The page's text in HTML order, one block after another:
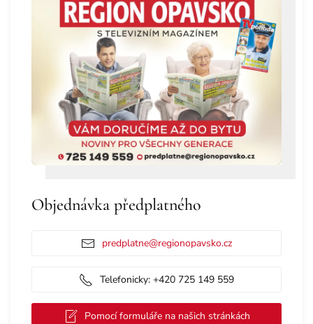
Objednávka předplatného
predplatne@regionopavsko.cz
Telefonicky: +420 725 149 559
Pomocí formuláře na našich stránkách